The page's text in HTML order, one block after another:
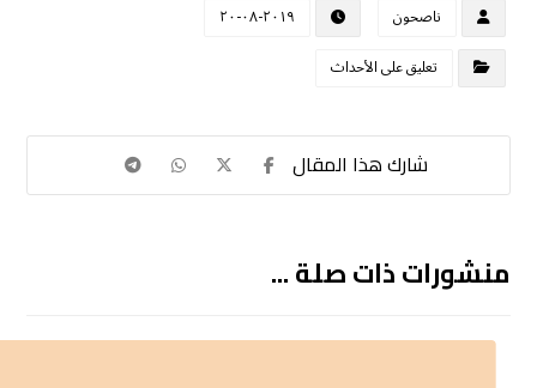
ناصحون
٢٠١٩-٠٨-٢٠
تعليق على الأحداث
منشورات ذات صلة ...